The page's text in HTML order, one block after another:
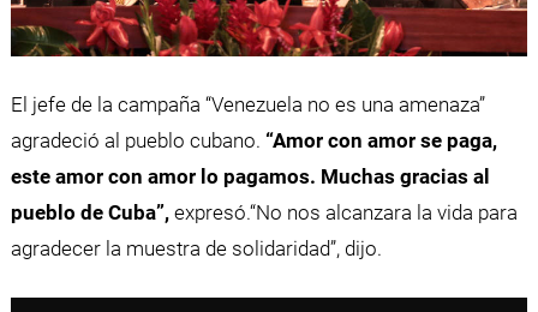
El jefe de la campaña “Venezuela no es una amenaza”
agradeció al pueblo cubano. “Amor con amor se paga,
este amor con amor lo pagamos. Muchas gracias al
pueblo de Cuba”,expresó.“No nos alcanzara la vida para
agradecer la muestra de solidaridad”, dijo.